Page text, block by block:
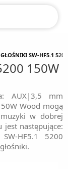
SW-HF5.1
150W
AUX|3,5 mm
Wood mogą
w dobrej
jest następujące:
HF5.1 5200